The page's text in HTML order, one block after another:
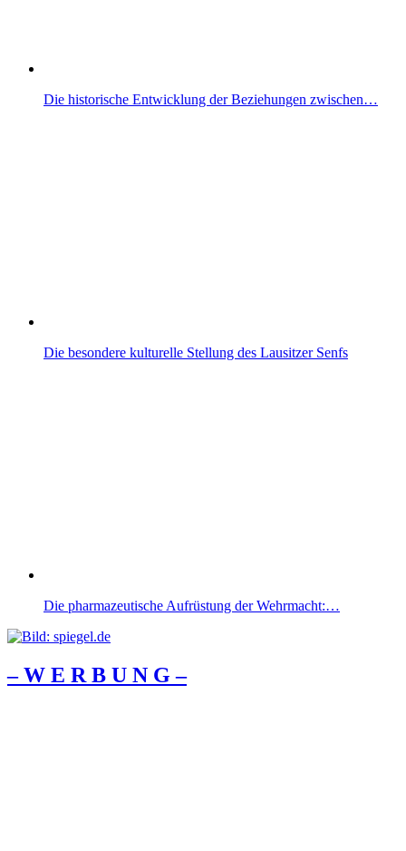
Die historische Entwicklung der Beziehungen zwischen…
Die besondere kulturelle Stellung des Lausitzer Senfs
Die pharmazeutische Aufrüstung der Wehrmacht:…
– W Ε R Β U Ν G –